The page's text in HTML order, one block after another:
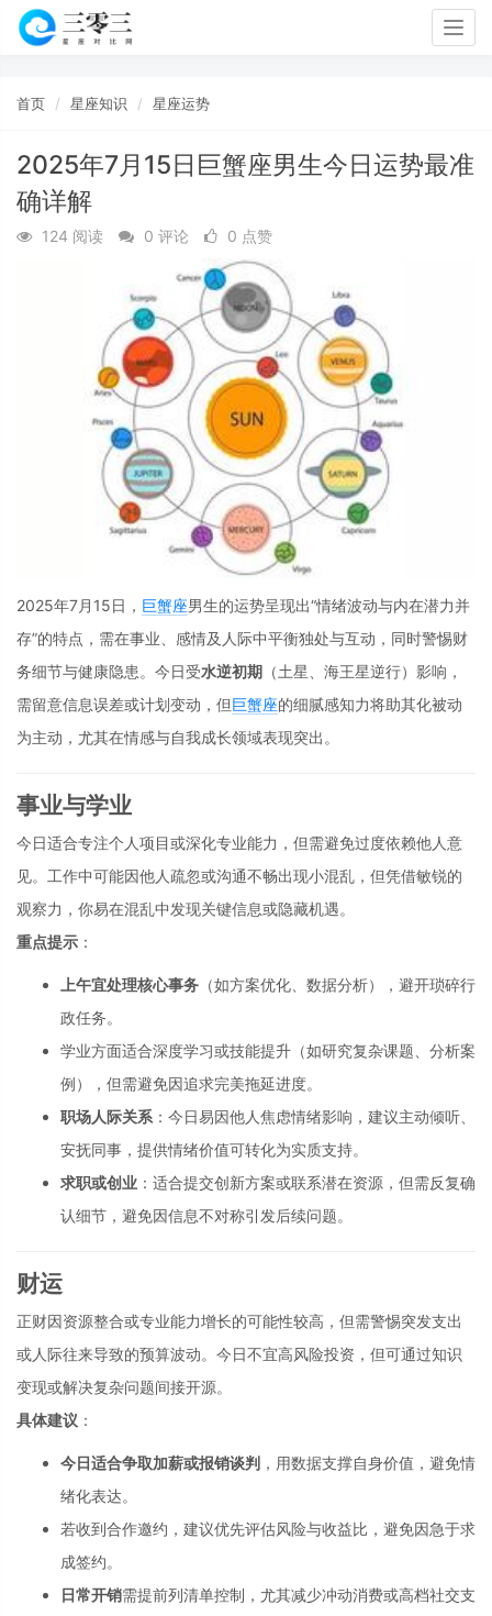
首页 星座知识 星座运势
2025年7月15日巨蟹座男生今日运势最准
确详解
124 阅读 0 评论 0 点赞
2025年7月15日， 巨蟹座男生的运势呈现出“情绪波动与内在潜力并
存”的特点，需在事业、感情及人际中平衡独处与互动，同时警惕财
务细节与健康隐患。今日受水逆初期 （土星、海王星逆行）影响，
需留意信息误差或计划变动，但巨蟹座的细腻感知力将助其化被动
为主动，尤其在情感与自我成长领域表现突出。
事业与学业
今日适合专注个人项目或深化专业能力，但需避免过度依赖他人意
见。工作中可能因他人疏忽或沟通不畅出现小混乱，但凭借敏锐的
观察力，你易在混乱中发现关键信息或隐藏机遇。
重点提示 ：
上午宜处理核心事务 （如方案优化、数据分析），避开琐碎行
政任务。
学业方面适合深度学习或技能提升（如研究复杂课题、分析案
例），但需避免因追求完美拖延进度。
职场人际关系 ：今日易因他人焦虑情绪影响，建议主动倾听、
安抚同事，提供情绪价值可转化为实质支持。
求职或创业 ：适合提交创新方案或联系潜在资源，但需反复确
认细节，避免因信息不对称引发后续问题。
财运
正财因资源整合或专业能力增长的可能性较高，但需警惕突发支出
或人际往来导致的预算波动。今日不宜高风险投资，但可通过知识
变现或解决复杂问题间接开源。
具体建议 ：
今日适合争取加薪或报销谈判 ，用数据支撑自身价值，避免情
绪化表达。
若收到合作邀约，建议优先评估风险与收益比，避免因急于求
成签约。
日常开销需提前列清单控制，尤其减少冲动消费或高档社交支